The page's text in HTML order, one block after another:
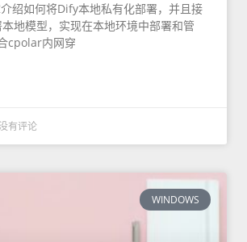
绍如何将Dify本地私有化部署，并且接
地模型，实现在本地环境中部署和管
cpolar内网穿
有评论
WINDOWS